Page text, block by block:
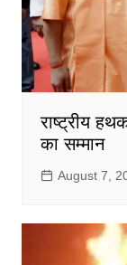
राष्ट्रीय
का सम्मान
August 7,